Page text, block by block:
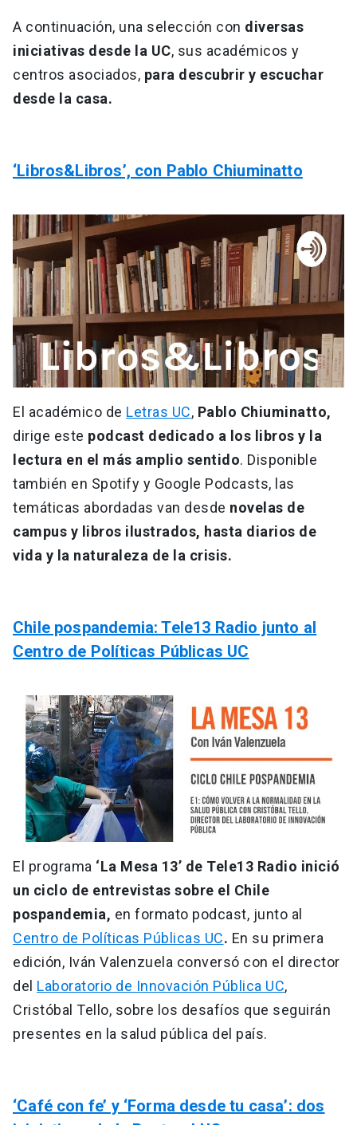
A continuación, una selección con diversas
iniciativas desde la UC, sus académicos y
centros asociados, para descubrir y escuchar
desde la casa.
‘Libros&Libros’, con Pablo Chiuminatto
El académico de Letras UC, Pablo Chiuminatto,
dirige este podcast dedicado a los libros y la
lectura en el más amplio sentido. Disponible
también en Spotify y Google Podcasts, las
temáticas abordadas van desde novelas de
campus y libros ilustrados, hasta diarios de
vida y la naturaleza de la crisis.
Chile pospandemia: Tele13 Radio junto al
Centro de Políticas Públicas UC
El programa ‘La Mesa 13’ de Tele13 Radio inició
un ciclo de entrevistas sobre el Chile
pospandemia, en formato podcast, junto al
Centro de Políticas Públicas UC. En su primera
edición, Iván Valenzuela conversó con el director
del Laboratorio de Innovación Pública UC,
Cristóbal Tello, sobre los desafíos que seguirán
presentes en la salud pública del país.
‘Café con fe’ y ‘Forma desde tu casa’: dos